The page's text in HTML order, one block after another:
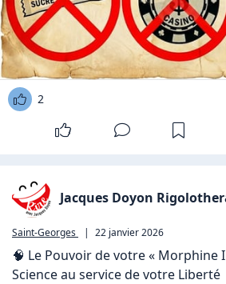
2
Jacques Doyon
Saint-Georges | 22 janvier 2026
🧠 Le Pouvoir de votre « Morphine
Science au service de votre Liberté